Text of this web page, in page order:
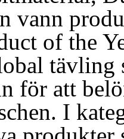
vann
of the
tävling
för att
I